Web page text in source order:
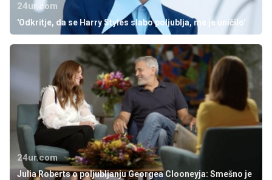
24ur.com
'Odkritje, da se Harry Styles slabo poljublja, me je uničilo'
24ur.com
Julia Roberts o poljubljanju Georgea Clooneyja: Smešno je